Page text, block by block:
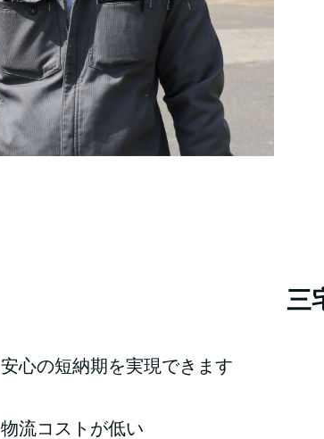
三
安心の短納期を実現できます
物流コストが低い